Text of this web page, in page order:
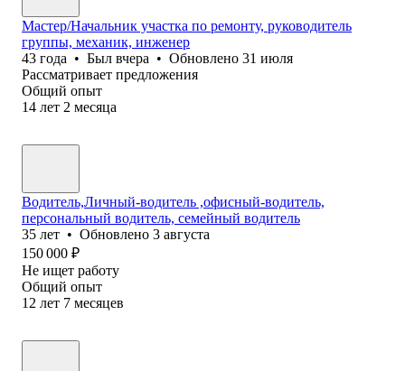
Мастер/Начальник участка по ремонту, руководитель
группы, механик, инженер
43 года • Был вчера • Обновлено 31 июля
Рассматривает предложения
Общий опыт
14 лет 2 месяца
Водитель,Личный-водитель ,офисный-водитель,
персональный водитель, семейный водитель
35 лет • Обновлено 3 августа
150 000 ₽
Не ищет работу
Общий опыт
12 лет 7 месяцев